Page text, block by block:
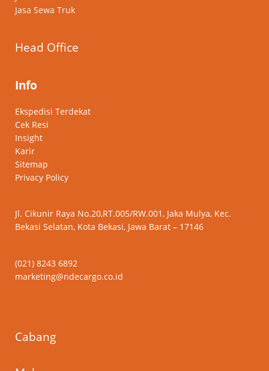
Jasa Sewa Truk
Head Office
Info
Ekspedisi Terdekat
Cek Resi
Insight
Karir
Sitemap
Privacy Policy
Jl. Cikunir Raya No.20,RT.005/RW.001, Jaka Mulya, Kec.
Bekasi Selatan, Kota Bekasi, Jawa Barat – 17146
(021) 8243 6892
marketing@ndecargo.co.id
Cabang